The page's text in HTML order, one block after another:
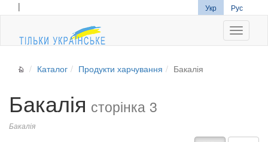
| Укр Рус
Каталог Продукти харчування Бакалія
Бакалія сторінка 3
Бакалія